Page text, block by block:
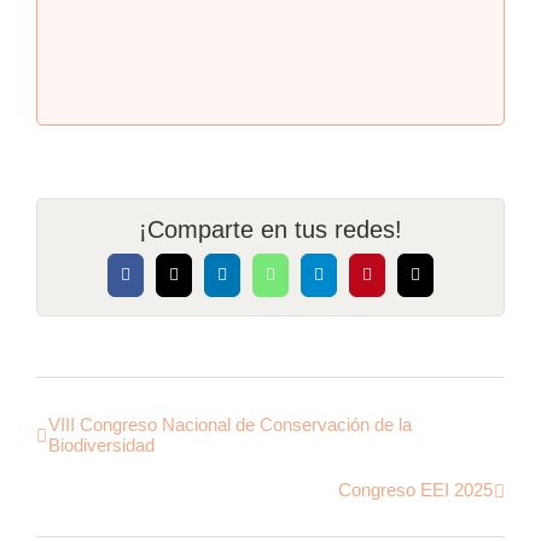
¡Comparte en tus redes!
Facebook
X LinkedInWhatsAppTelegramPinterestCorreo
electrónico
VIII Congreso Nacional de Conservación de la
Biodiversidad
Congreso EEI 2025